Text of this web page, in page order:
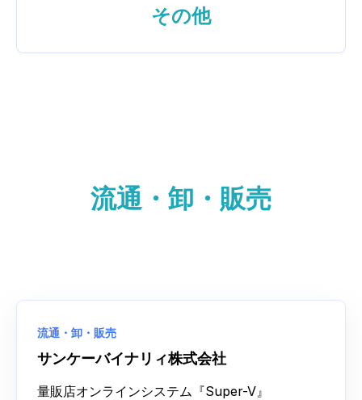
その他
流通・卸・販売
流通・卸・販売
サンケーバイナリィ株式会社
量販店オンラインシステム『Super-V』